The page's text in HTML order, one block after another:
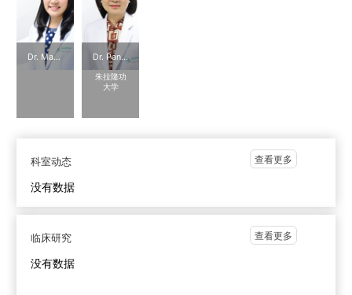
Dr. Mattaya Kwananocha Dr. Panadda Chaisilwattana
朱拉隆功
大学
科室动态 查看更多
没有数据
临床研究 查看更多
没有数据